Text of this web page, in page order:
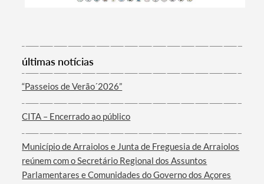
Categorias gerais
últimas notícias
“Passeios de Verão´2026”
CITA – Encerrado ao público
Município de Arraiolos e Junta de Freguesia de Arraiolos
reúnem com o Secretário Regional dos Assuntos
Parlamentares e Comunidades do Governo dos Açores